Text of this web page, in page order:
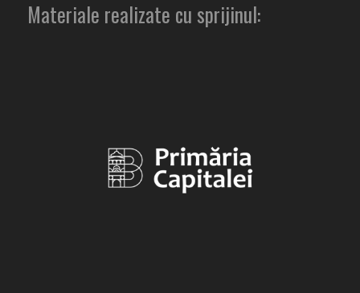
Materiale realizate cu sprijinul: